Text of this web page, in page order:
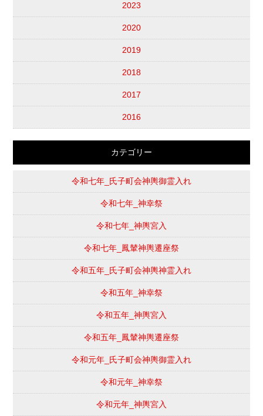
2023
2020
2019
2018
2017
2016
カテゴリー
令和七年_氏子町会神輿御霊入れ
令和七年_神幸祭
令和七年_神輿宮入
令和七年_鳳輦神輿遷座祭
令和五年_氏子町会神輿神霊入れ
令和五年_神幸祭
令和五年_神輿宮入
令和五年_鳳輦神輿遷座祭
令和元年_氏子町会神輿御霊入れ
令和元年_神幸祭
令和元年_神輿宮入